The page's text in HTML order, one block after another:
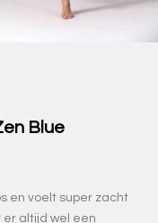
Blue
en voelt super zacht
er altijd wel een